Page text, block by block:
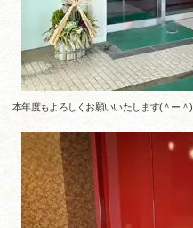
本年度もよろしくお願いいたします(＾ー＾)